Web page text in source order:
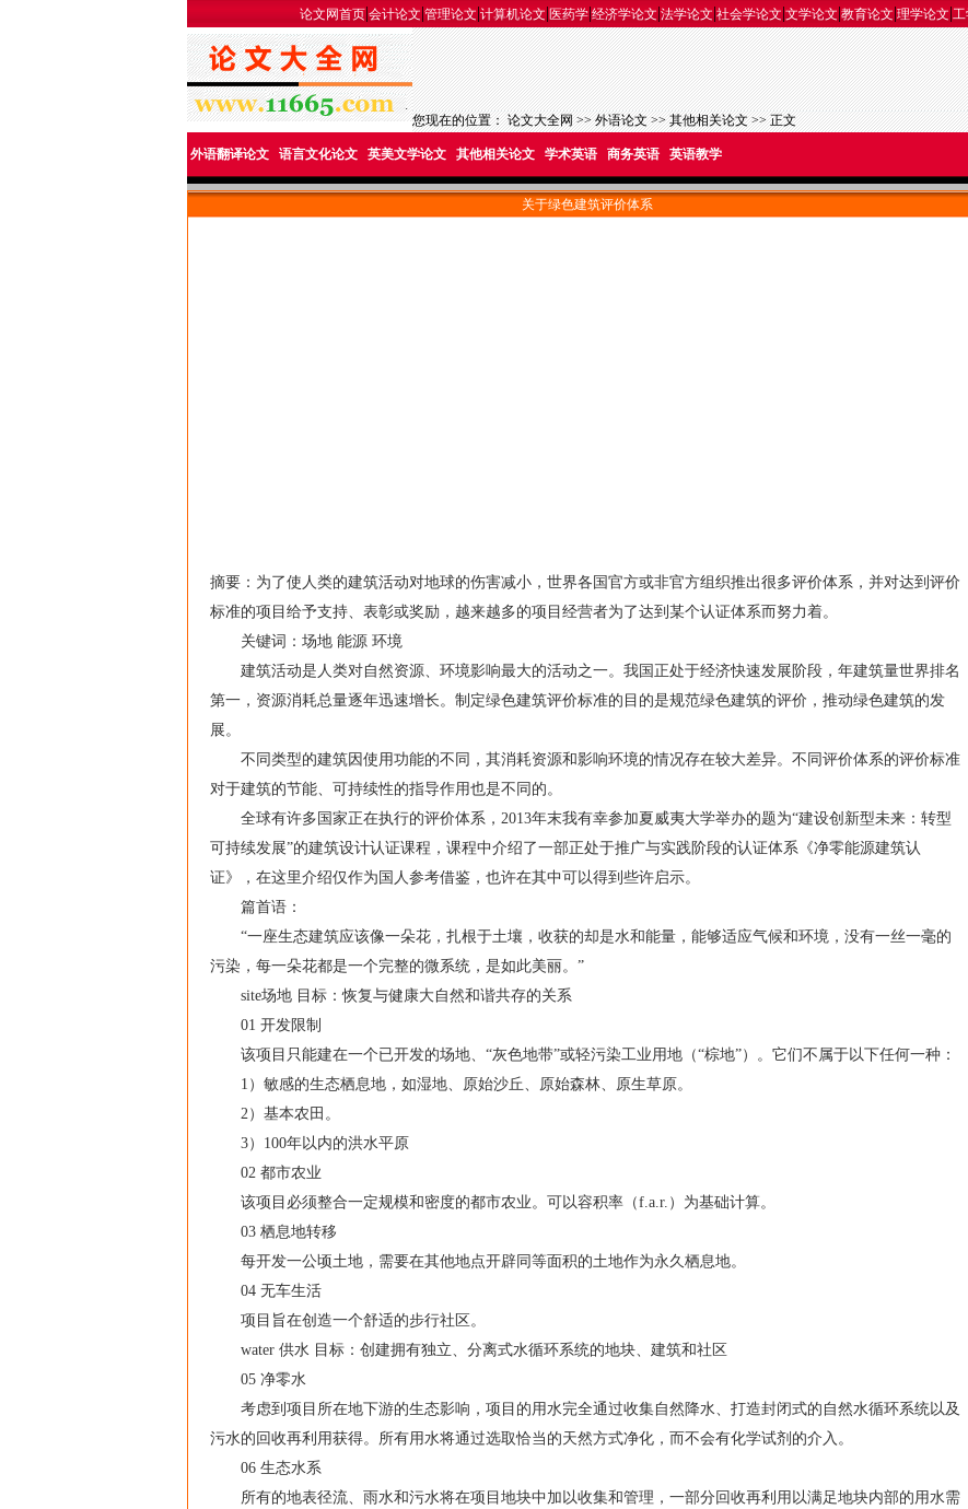
论文网首页|会计论文|管理论文|计算机论文| 医药学|经济学论文|法学论文|社会学论文|文学论文|教育论文|理学论文|工
您现在的位置：论文大全网>>外语论文>>其他相关论文>> 正文
外语翻译论文 语言文化论文 英美文学论文 其他相关论文 学术英语 商务英语 英语教学
关于绿色建筑评价体系
摘要：为了使人类的建筑活动对地球的伤害减小，世界各国官方或非官方组织推出很多评价体系，并对达到评价
标准的项目给予支持、表彰或奖励，越来越多的项目经营者为了达到某个认证体系而努力着。
关键词：场地 能源 环境
建筑活动是人类对自然资源、环境影响最大的活动之一。我国正处于经济快速发展阶段，年建筑量世界排名
第一，资源消耗总量逐年迅速增长。制定绿色建筑评价标准的目的是规范绿色建筑的评价，推动绿色建筑的发
展。
不同类型的建筑因使用功能的不同，其消耗资源和影响环境的情况存在较大差异。不同评价体系的评价标准
对于建筑的节能、可持续性的指导作用也是不同的。
全球有许多国家正在执行的评价体系，2013年末我有幸参加夏威夷大学举办的题为“建设创新型未来：转型
可持续发展”的建筑设计认证课程，课程中介绍了一部正处于推广与实践阶段的认证体系《净零能源建筑认
证》，在这里介绍仅作为国人参考借鉴，也许在其中可以得到些许启示。
篇首语：
“一座生态建筑应该像一朵花，扎根于土壤，收获的却是水和能量，能够适应气候和环境，没有一丝一毫的
污染，每一朵花都是一个完整的微系统，是如此美丽。”
site场地 目标：恢复与健康大自然和谐共存的关系
01 开发限制
该项目只能建在一个已开发的场地、“灰色地带”或轻污染工业用地（“棕地”）。它们不属于以下任何一种：
1）敏感的生态栖息地，如湿地、原始沙丘、原始森林、原生草原。
2）基本农田。
3）100年以内的洪水平原
02 都市农业
该项目必须整合一定规模和密度的都市农业。可以容积率（f.a.r.）为基础计算。
03 栖息地转移
每开发一公顷土地，需要在其他地点开辟同等面积的土地作为永久栖息地。
04 无车生活
项目旨在创造一个舒适的步行社区。
water 供水 目标：创建拥有独立、分离式水循环系统的地块、建筑和社区
05 净零水
考虑到项目所在地下游的生态影响，项目的用水完全通过收集自然降水、打造封闭式的自然水循环系统以及
污水的回收再利用获得。所有用水将通过选取恰当的天然方式净化，而不会有化学试剂的介入。
06 生态水系
所有的地表径流、雨水和污水将在项目地块中加以收集和管理，一部分回收再利用以满足地块内部的用水需